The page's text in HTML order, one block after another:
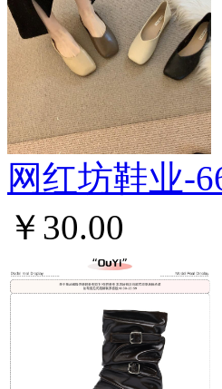
网红坊鞋业-
￥30.00